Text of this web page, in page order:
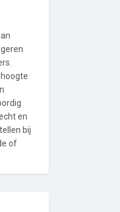
en
bij
of